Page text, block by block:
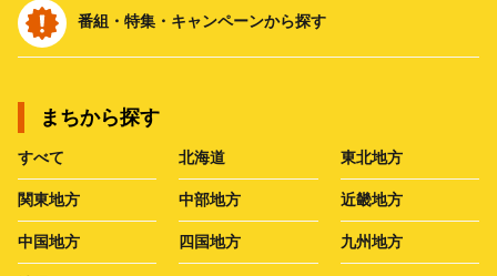
番組・特集・キャンペーンから探す
まちから探す
すべて 北海道 東北地方
関東地方 中部地方 近畿地方
中国地方 四国地方 九州地方